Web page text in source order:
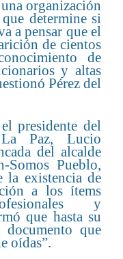
organización
determine si
a pensar que el
de cientos
de
y altas
Pérez del
presidente del
Paz, Lucio
del alcalde
Pueblo,
la existencia de
a los ítems
y
que hasta su
que
oídas”.